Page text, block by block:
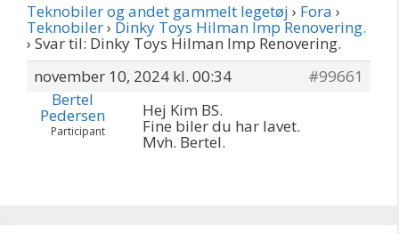
Teknobiler og andet gammelt legetøj › Fora ›
Teknobiler› Dinky Toys Hilman Imp Renovering.
› Svar til: Dinky Toys Hilman Imp Renovering.
november 10, 2024 kl. 00:34
#99661
Bertel
Pedersen
Participant
Hej Kim BS.
Fine biler du har lavet.
Mvh. Bertel.